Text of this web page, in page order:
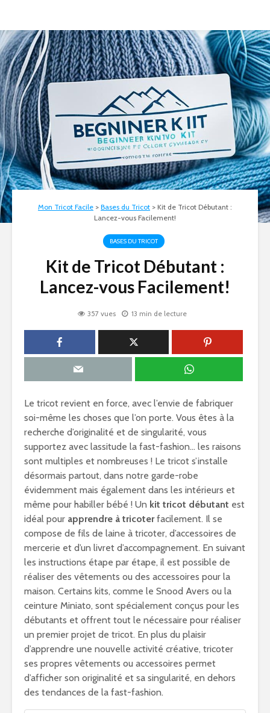
Mon Tricot Facile > Bases du Tricot > Kit de Tricot Débutant :
Lancez-vous Facilement!
BASES DU TRICOT
Kit de Tricot Débutant :
Lancez-vous Facilement!
357 vues 13 min de lecture
Le tricot revient en force, avec l’envie de fabriquer
soi-même les choses que l’on porte. Vous êtes à la
recherche d’originalité et de singularité, vous
supportez avec lassitude la fast-fashion… les raisons
sont multiples et nombreuses ! Le tricot s’installe
désormais partout, dans notre garde-robe
évidemment mais également dans les intérieurs et
même pour habiller bébé ! Un kit tricot débutant est
idéal pour apprendre à tricoterfacilement. Il se
compose de fils de laine à tricoter, d’accessoires de
mercerie et d’un livret d’accompagnement. En suivant
les instructions étape par étape, il est possible de
réaliser des vêtements ou des accessoires pour la
maison. Certains kits, comme le Snood Avers ou la
ceinture Miniato, sont spécialement conçus pour les
débutants et offrent tout le nécessaire pour réaliser
un premier projet de tricot. En plus du plaisir
d’apprendre une nouvelle activité créative, tricoter
ses propres vêtements ou accessoires permet
d’afficher son originalité et sa singularité, en dehors
des tendances de la fast-fashion.